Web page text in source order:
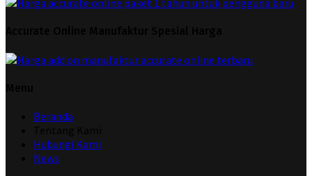
Beranda
Hubungi Kami
News